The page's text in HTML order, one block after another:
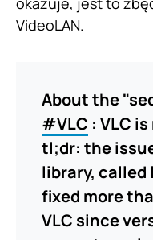
VideoLAN.
About the
#VLC : VLC
tl;dr: the
library, called
fixed more
VLC since